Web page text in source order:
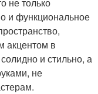
и функциональное
акцентом в
и стильно, а
не